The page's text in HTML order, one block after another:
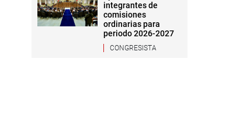
integrantes de
comisiones
ordinarias para
periodo 2026-2027
CONGRESISTA